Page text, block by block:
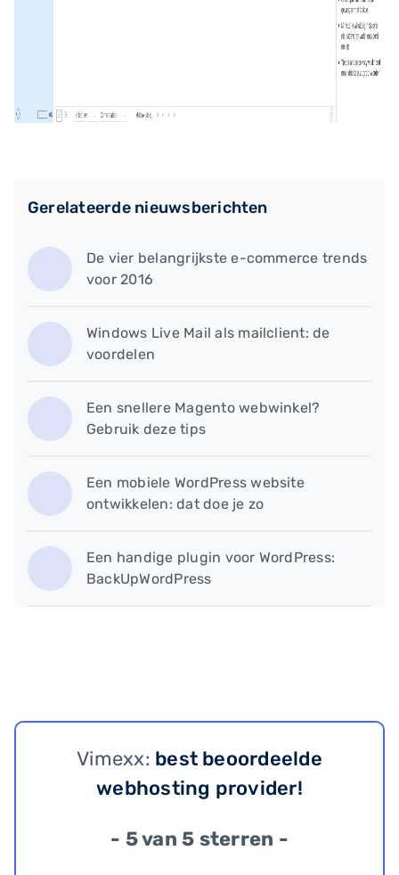
Gerelateerde nieuwsberichten
​De vier belangrijkste e-commerce trends
voor 2016
​Windows Live Mail als mailclient: de
voordelen
Een snellere Magento webwinkel?
Gebruik deze tips
​Een mobiele WordPress website
ontwikkelen: dat doe je zo
​Een handige plugin voor WordPress:
BackUpWordPress
Vimexx: best beoordeelde
webhosting provider!
- 5 van 5 sterren -